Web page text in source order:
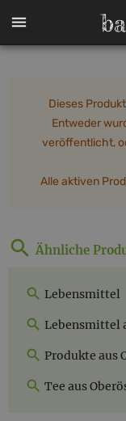
Dieses
Entweder
veröffentlicht,
Alle aktiven
Ähnliche
Lebensmittel
Lebensmittel
Produkte aus
Tee aus